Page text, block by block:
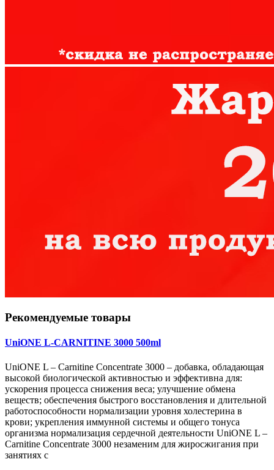
Рекомендуемые товары
UniONE L-CARNITINE 3000 500ml
UniONE L – Carnitine Concentrate 3000 – добавка, обладающая
высокой биологической активностью и эффективна для:
ускорения процесса снижения веса; улучшение обмена
веществ; обеспечения быстрого восстановления и длительной
работоспособности нормализации уровня холестерина в
крови; укрепления иммунной системы и общего тонуса
организма нормализация сердечной деятельности UniONE L –
Carnitine Concentrate 3000 незаменим для жиросжигания при
занятиях с